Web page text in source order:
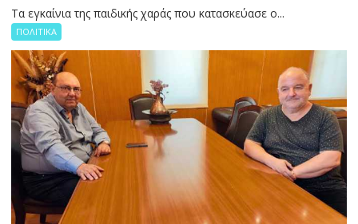
Tα εγκαίνια της παιδικής χαράς που κατασκεύασε ο...
ΠΟΛΙΤΙΚΑ